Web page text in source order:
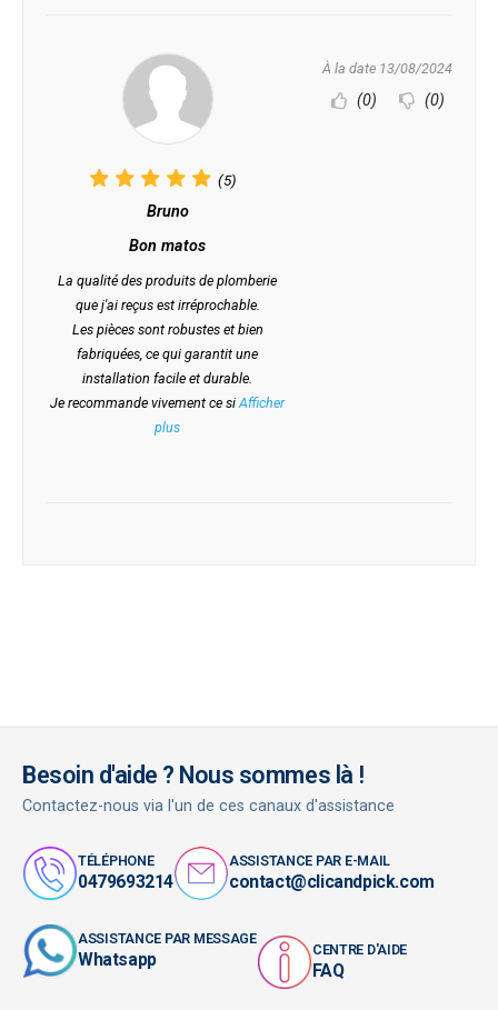
(5)
Bruno
Bon matos
La qualité des produits de plomberie
que j'ai reçus est irréprochable.
Les pièces sont robustes et bien
fabriquées, ce qui garantit une
installation facile et durable.
Je recommande vivement ce si Afficher
plus
À la date 13/08/2024
(0) (0)
Besoin d'aide ? Nous sommes là !
Contactez-nous via l'un de ces canaux d'assistance
TÉLÉPHONE
0479693214
ASSISTANCE PAR E-MAIL
contact@clicandpick.com
ASSISTANCE PAR MESSAGE
Whatsapp CENTRE D'AIDE
FAQ